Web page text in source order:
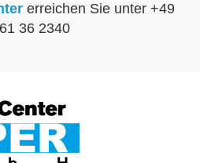
erreichen Sie unter +49
36 2340